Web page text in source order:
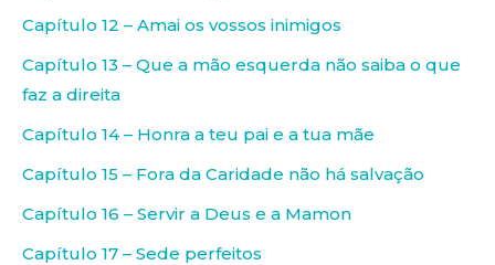
Capítulo 12 – Amai os vossos inimigos
Capítulo 13 – Que a mão esquerda não saiba o que
faz a direita
Capítulo 14 – Honra a teu pai e a tua mãe
Capítulo 15 – Fora da Caridade não há salvação
Capítulo 16 – Servir a Deus e a Mamon
Capítulo 17 – Sede perfeitos